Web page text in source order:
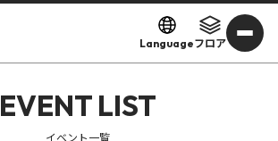
Languageフロア
EVENT LIST
イベント一覧